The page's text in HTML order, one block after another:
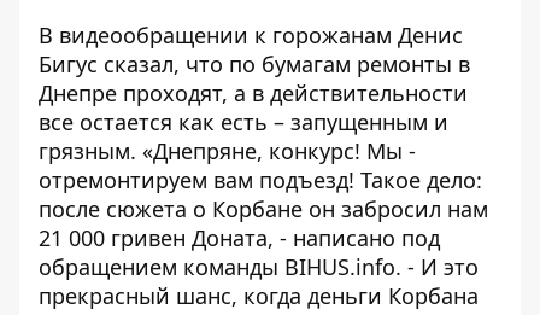
В видеообращении к горожанам Денис
Бигус сказал, что по бумагам ремонты в
Днепре проходят, а в действительности
все остается как есть – запущенным и
грязным. «Днепряне, конкурс! Мы -
отремонтируем вам подъезд! Такое дело:
после сюжета о Корбане он забросил нам
21 000 гривен Доната, - написано под
обращением команды BIHUS.info. - И это
прекрасный шанс, когда деньги Корбана